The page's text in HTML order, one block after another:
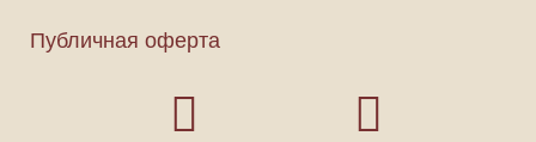
Публичная оферта